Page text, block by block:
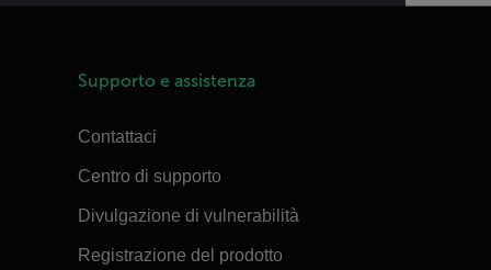
Supporto e assistenza
Contattaci
Centro di supporto
Divulgazione di vulnerabilità
Registrazione del prodotto